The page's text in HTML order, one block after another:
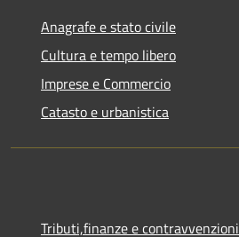
Anagrafe e stato civile
Cultura e tempo libero
Imprese e Commercio
Catasto e urbanistica
Tributi,finanze e contravvenzioni